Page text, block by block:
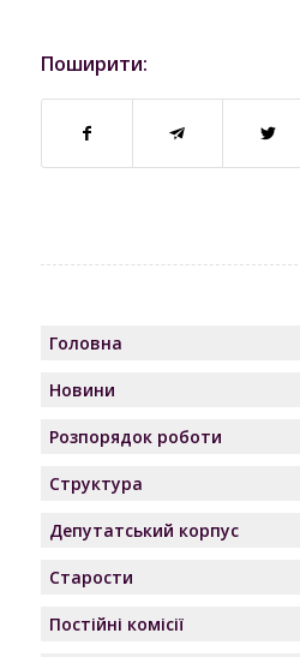
Поширити:
Головна
Новини
Розпорядок роботи
Структура
Депутатський корпус
Старости
Постійні комісії